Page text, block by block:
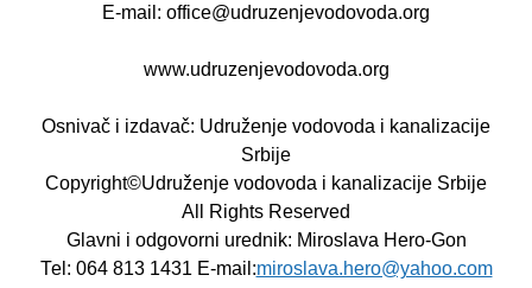
E-mail: office@udruzenjevodovoda.org
www.udruzenjevodovoda.org
Osnivač i izdavač: Udruženje vodovoda i kanalizacije
Srbije
Copyright©Udruženje vodovoda i kanalizacije Srbije
All Rights Reserved
Glavni i odgovorni urednik: Miroslava Hero-Gon
Теl: 064 813 1431 E-mail:miroslava.hero@yahoo.com